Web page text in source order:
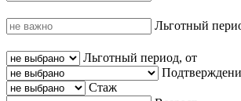
Льготный
Льготный период, от
Стаж